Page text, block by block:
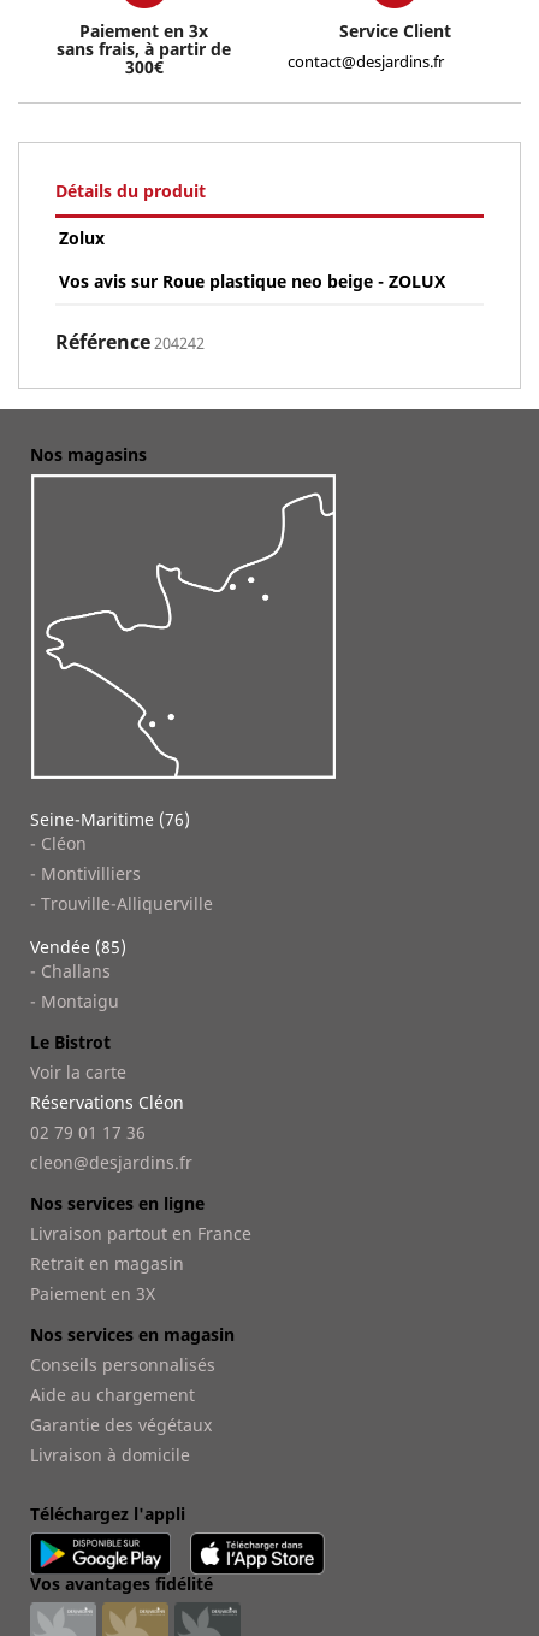
Paiement en 3x
sans frais, à partir de
300€
Service Client
contact@desjardins.fr
Détails du produit
Zolux
Vos avis sur Roue plastique neo beige - ZOLUX
Référence 204242
Nos magasins
Seine-Maritime (76)
- Cléon
- Montivilliers
- Trouville-Alliquerville
Vendée (85)
- Challans
- Montaigu
Le Bistrot
Voir la carte
Réservations Cléon
02 79 01 17 36
cleon@desjardins.fr
Nos services en ligne
Livraison partout en France
Retrait en magasin
Paiement en 3X
Nos services en magasin
Conseils personnalisés
Aide au chargement
Garantie des végétaux
Livraison à domicile
Téléchargez l'appli
Vos avantages fidélité